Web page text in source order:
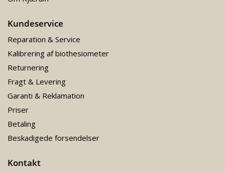
Kundeservice
Reparation & Service
Kalibrering af biothesiometer
Returnering
Fragt & Levering
Garanti & Reklamation
Priser
Betaling
Beskadigede forsendelser
Kontakt